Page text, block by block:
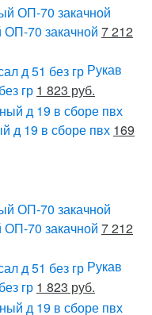
70 закачной 7 212
Рукав
гр 1 823 руб.
д 19 в сборе пвх 169
70 закачной 7 212
Рукав
гр 1 823 руб.